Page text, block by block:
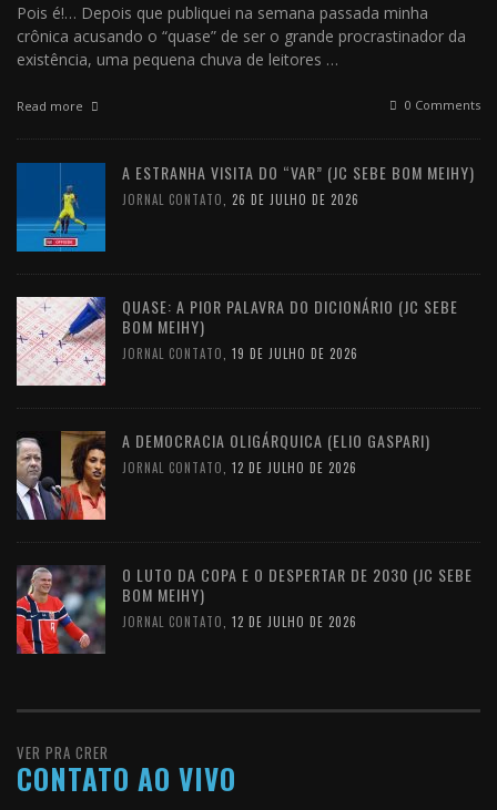
Pois é!… Depois que publiquei na semana passada minha
crônica acusando o “quase” de ser o grande procrastinador da
existência, uma pequena chuva de leitores …
Read more 0 Comments
A ESTRANHA VISITA DO “VAR” (JC SEBE BOM MEIHY)
JORNAL CONTATO 26 DE JULHO DE 2026
QUASE: A PIOR PALAVRA DO DICIONÁRIO (JC SEBE
BOM MEIHY)
JORNAL CONTATO 19 DE JULHO DE 2026
A DEMOCRACIA OLIGÁRQUICA (ELIO GASPARI)
JORNAL CONTATO 12 DE JULHO DE 2026
O LUTO DA COPA E O DESPERTAR DE 2030 (JC SEBE
BOM MEIHY)
JORNAL CONTATO 12 DE JULHO DE 2026
VER PRA CRER
CONTATO AO VIVO